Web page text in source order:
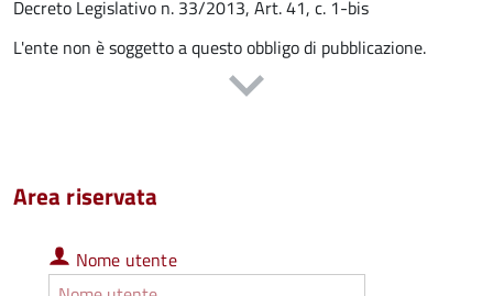
Decreto Legislativo n. 33/2013, Art. 41, c. 1-bis
L'ente non è soggetto a questo obbligo di pubblicazione.
Area riservata
Nome
utente
Nome utente